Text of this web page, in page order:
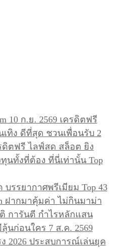
10 ก.ย. 2569 เครดิตฟรี
ทิง ดีที่สุด ชวนเพื่อนรับ 2
ดิตฟรี ไลฟ์สด สล็อต ยิง
นทั้งที่ต้อง ที่นี่เท่านั้น Top
บรรยากาศพรีเมียม Top 43
ฝากมาคุ้มค่า ไม่กินมาม่า
การันตี กำไรหลักแสน
ลุ้นก่อนใคร 7 ส.ค. 2569
2026 ประสบการณ์เล่นยุค